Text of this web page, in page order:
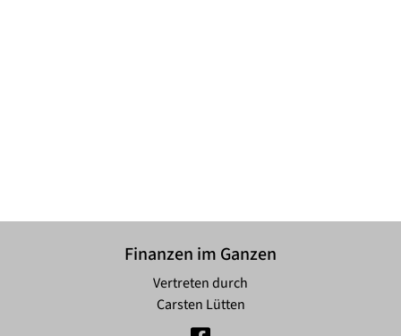
Finanzen im Ganzen
Vertreten durch
Carsten Lütten